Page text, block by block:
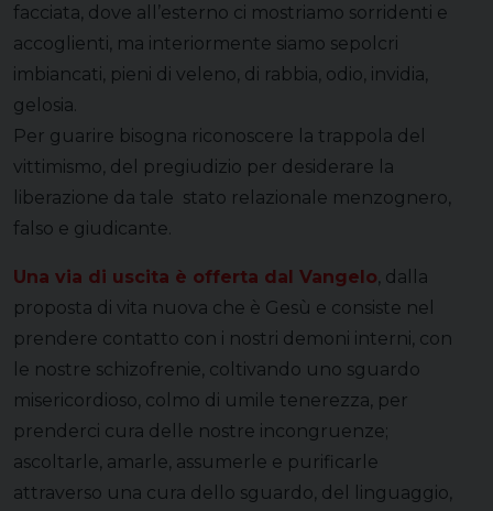
facciata, dove all’esterno ci mostriamo sorridenti e
accoglienti, ma interiormente siamo sepolcri
imbiancati, pieni di veleno, di rabbia, odio, invidia,
gelosia.
Per guarire bisogna riconoscere la trappola del
vittimismo, del pregiudizio per desiderare la
liberazione da tale stato relazionale menzognero,
falso e giudicante.
Una via di uscita è offerta dal Vangelo, dalla
proposta di vita nuova che è Gesù e consiste nel
prendere contatto con i nostri demoni interni, con
le nostre schizofrenie, coltivando uno sguardo
misericordioso, colmo di umile tenerezza, per
prenderci cura delle nostre incongruenze;
ascoltarle, amarle, assumerle e purificarle
attraverso una cura dello sguardo, del linguaggio,